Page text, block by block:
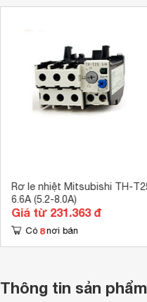
Rơ le nhiệt Mitsubishi TH-
6.6A (5.2-8.0A)
Giá từ 231.363 đ
Có 8 nơi bán
Thông tin sản phẩm